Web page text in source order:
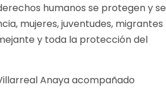
humanos se protegen y se
mujeres, juventudes, migrantes
y toda la protección del
Anaya acompañado